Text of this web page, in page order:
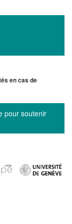
en cas de
pour soutenir